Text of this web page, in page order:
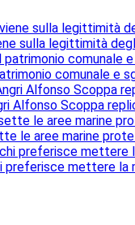
sulla legittimità
comunale e
Alfonso Scoppa
le aree marine
preferisce mettere la